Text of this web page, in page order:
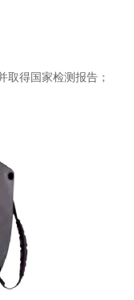
取得国家检测报告；